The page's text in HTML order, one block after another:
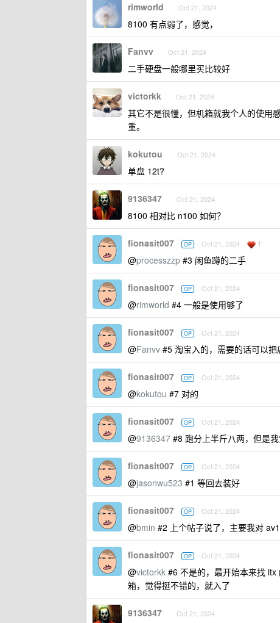
rimworld Oct 21, 2024
8100 有点弱了，感觉，
Fanvv Oct 21, 2024
二手硬盘一般哪里买比较好
victorkk Oct 21, 2024
其它不是很懂，但机箱就我个人的使用
重。
kokutou Oct 21, 2024
单盘 12t?
9136347 Oct 21, 2024
8100 相对比 n100 如何？
fionasit007 OP Oct 21, 2024 1
@processzzp #3 闲鱼蹲的二手
fionasit007 OP Oct 21, 2024
@rimworld #4 一般是使用够了
fionasit007 OP Oct 21, 2024
@Fanvv #5 淘宝入的，需要的话可以把
fionasit007 OP Oct 21, 2024
@kokutou #7 对的
fionasit007 OP Oct 21, 2024
@9136347 #8 跑分上半斤八两，但是
fionasit007 OP Oct 21, 2024
@jasonwu523 #1 等回去装好
fionasit007 OP Oct 21, 2024
@bmin #2 上个帖子说了，主要我对
fionasit007 OP Oct 21, 2024
@victorkk #6 不是的，最开始本来找
箱，觉得挺不错的，就入了
9136347 Oct 21, 2024